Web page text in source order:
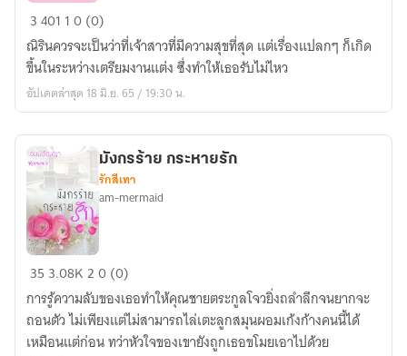
พี่
ชาย
ตัว
ร้าย
กับ
น้อง
แสน
ซื่อ
3401 10 (0)
ณิรินควรจะเป็นว่าที่เจ้าสาวที่มีความสุขที่สุด แต่เรื่องแปลกๆ ก็เกิด
ขึ้นในระหว่างเตรียมงานแต่ง ซึ่งทำให้เธอรับไม่ไหว
อัปเดตล่าสุด 18 มิ.ย. 65 / 19:30 น.
มังกร
ร้าย
กระหาย
รัก
มังกรร้าย กระหายรัก
รักสีเทา
am-mermaid
35 3.08K20 (0)
การรู้ความลับของเธอทำให้คุณชายตระกูลโจวยิ่งถลำลึกจนยากจะ
ถอนตัว ไม่เพียงแต่ไม่สามารถไล่เตะลูกสมุนผอมเก้งก้างคนนี้ได้
เหมือนแต่ก่อน ทว่าหัวใจของเขายังถูกเธอขโมยเอาไปด้วย